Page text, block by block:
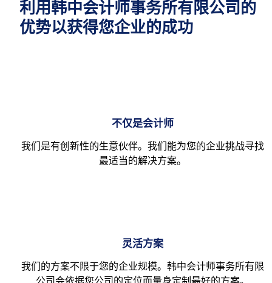
利用韩中会计师事务所有限公司的
优势以获得您企业的成功
不仅是会计师
我们是有创新性的生意伙伴。我们能为您的企业挑战寻找
最适当的解决方案。
灵活方案
我们的方案不限于您的企业规模。韩中会计师事务所有限
公司会依据您公司的定位而量身定制最好的方案。